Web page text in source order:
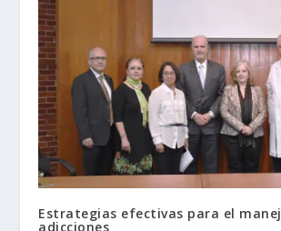
Estrategias efectivas para el
adicciones